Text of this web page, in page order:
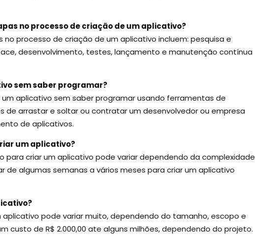
no processo de criação de um aplicativo?
no processo de criação de um aplicativo incluem: pesquisa e
desenvolvimento, testes, lançamento e manutenção contínua
sem saber programar?
um aplicativo sem saber programar usando ferramentas de
de arrastar e soltar ou contratar um desenvolvedor ou empresa
de aplicativos.
um aplicativo?
para criar um aplicativo pode variar dependendo da complexidade
de algumas semanas a vários meses para criar um aplicativo
pode variar muito, dependendo do tamanho, escopo e
custo de R$ 2.000,00 ate alguns milhões, dependendo do projeto.